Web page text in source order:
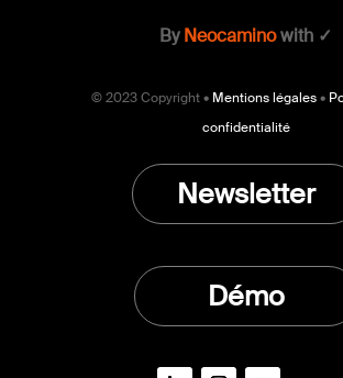
ByNeocaminowith ✓
© 2023 Copyright • Mentions légales•
confidentialité
Newsletter
Démo